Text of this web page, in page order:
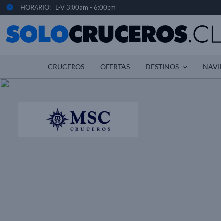
HORARIO: L-V 3:00am - 6:00pm
CRUCEROS OFERTAS DESTINOS